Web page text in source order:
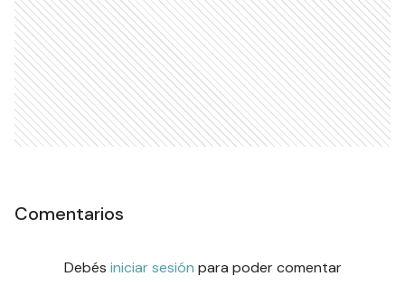
Comentarios
Debés iniciar sesión para poder comentar